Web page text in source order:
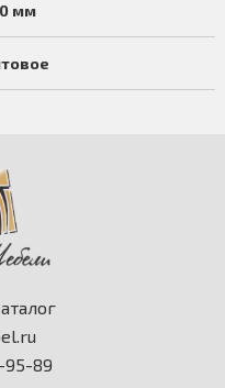
мм
95-89